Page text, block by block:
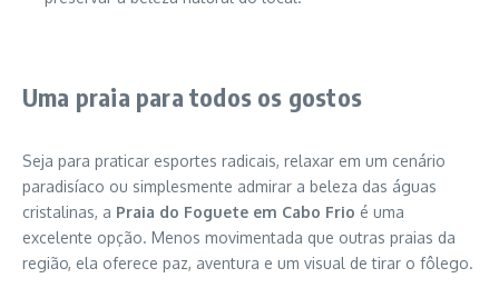
Uma praia para todos os gostos
Seja para praticar esportes radicais, relaxar em um cenário
paradisíaco ou simplesmente admirar a beleza das águas
cristalinas, a Praia do Foguete em Cabo Frio é uma
excelente opção. Menos movimentada que outras praias da
região, ela oferece paz, aventura e um visual de tirar o fôlego.